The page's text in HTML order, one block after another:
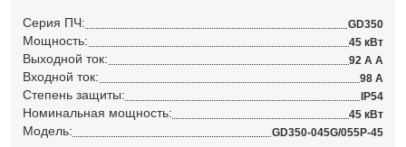
Серия ПЧ: GD350
Мощность: 45 кВт
Выходной ток: 92 А А
Входной ток: 98 А
Степень защиты: IP54
Номинальная мощность: 45 кВт
Модель: GD350-045G/055P-45